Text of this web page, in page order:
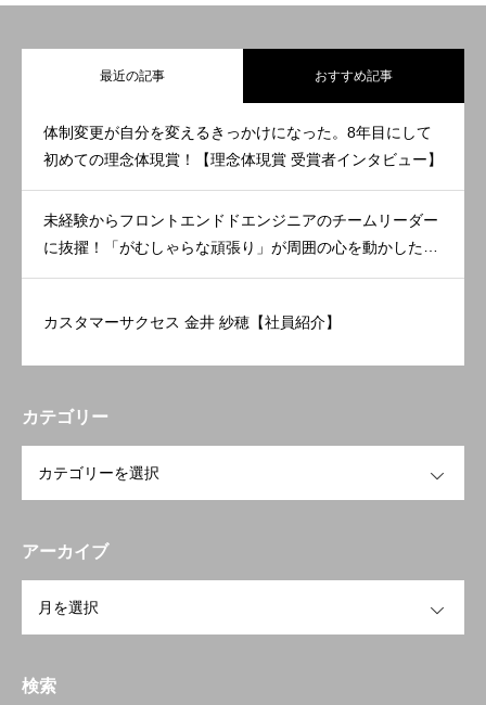
最近の記事 おすすめ記事
体制変更が自分を変えるきっかけになった。8年目にして
初めての理念体現賞！【理念体現賞 受賞者インタビュー】
未経験からフロントエンドドエンジニアのチームリーダー
に抜擢！「がむしゃらな頑張り」が周囲の心を動かした。
【理念体現賞 受賞者インタビュー】
カスタマーサクセス 金井 紗穂【社員紹介】
カテゴリー
アーカイブ
検索